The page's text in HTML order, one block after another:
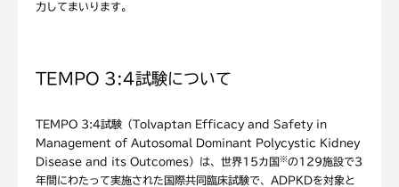
力してまいります。
TEMPO 3:4試験について
TEMPO 3:4試験（Tolvaptan Efficacy and Safety in
Management of Autosomal Dominant Polycystic Kidney
Disease and its Outcomes）は、世界15カ国 ※の129施設で3
年間にわたって実施された国際共同臨床試験で、ADPKDを対象と